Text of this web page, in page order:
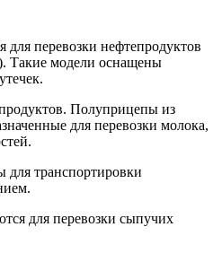
для перевозки нефтепродуктов
Такие модели оснащены
Полуприцепы из
для перевозки молока,
для транспортировки
для перевозки сыпучих